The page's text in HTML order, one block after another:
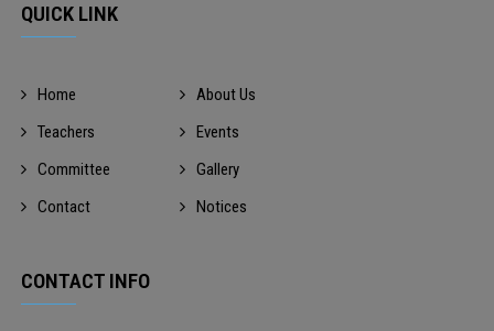
QUICK LINK
Home
About Us
Teachers
Events
Committee
Gallery
Contact
Notices
CONTACT INFO